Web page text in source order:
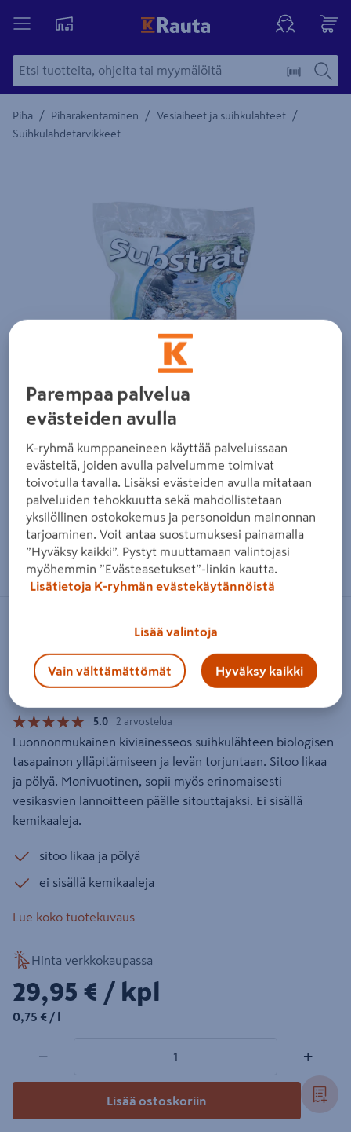
Piha / Piharakentaminen / Vesiaiheet ja suihkulähteet /
Suihkulähdetarvikkeet
Yksityiskohtainen kuvaus löytyy Tuotteen kuvaus -
Zoomaa kuvaa sormilla kosketusnäytöllä
Allassubstraatti Ubbink 21kg
Tuotenumero EAN-koodi :8711465731003
5.0 2 arvostelua
Luonnonmukainen kiviainesseos suihkulähteen biologisen
tasapainon ylläpitämiseen ja levän torjuntaan. Sitoo likaa
ja pölyä. Monivuotinen, sopii myös erinomaisesti
vesikasvien lannoitteen päälle sitouttajaksi. Ei sisällä
kemikaaleja.
sitoo likaa ja pölyä
ei sisällä kemikaaleja
Lue koko tuotekuvaus
Hinta verkkokaupassa
29,95€/kpl
29,95 € / kpl
0,75€/l
0,75 € / l
− +
Lisää ostoskoriin
Parempaa palvelua
evästeiden avulla
K-ryhmä kumppaneineen käyttää palveluissaan
evästeitä, joiden avulla palvelumme toimivat
toivotulla tavalla. Lisäksi evästeiden avulla mitataan
palveluiden tehokkuutta sekä mahdollistetaan
yksilöllinen ostokokemus ja personoidun mainonnan
tarjoaminen. Voit antaa suostumuksesi painamalla
”Hyväksy kaikki”. Pystyt muuttamaan valintojasi
myöhemmin ”Evästeasetukset”-linkin kautta.
Lisätietoja K-ryhmän evästekäytännöistä
Lisää valintoja
Vain välttämättömät Hyväksy kaikki